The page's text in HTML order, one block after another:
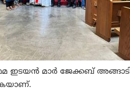
ഇടയൻ മാർ ജേക്കബ്